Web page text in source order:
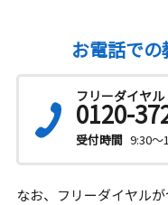
お電話で
フリーダイヤル
0120-
受付時間 9:30～
なお、フリーダイヤル